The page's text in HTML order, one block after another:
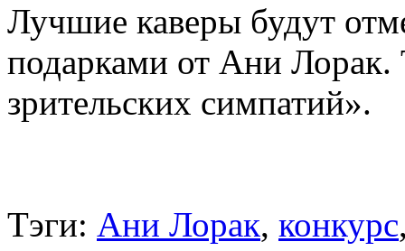
Лучшие каверы будут
подарками от Ани Лорак.
зрительских симпатий».
Тэги: Ани Лорак, конкурс